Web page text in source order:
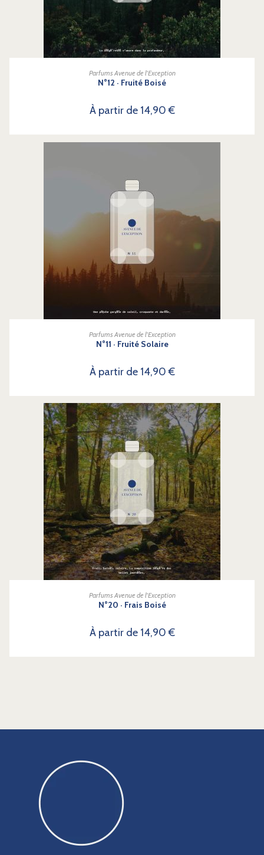
CHOIX DES OPTIONS
Parfums Avenue de l'Exception
N°12 · Fruité Boisé
À partir de 14,90€
CHOIX DES OPTIONS
Parfums Avenue de l'Exception
N°11 · Fruité Solaire
À partir de 14,90€
CHOIX DES OPTIONS
Parfums Avenue de l'Exception
N°20 · Frais Boisé
À partir de 14,90€